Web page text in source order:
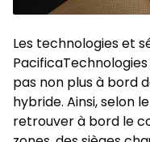
Les technologies et
pas non plus à bord
hybride. Ainsi, selon
retrouver à bord le